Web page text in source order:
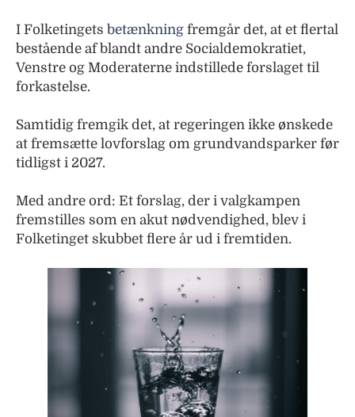
I Folketingets betænkning fremgår det, at et flertal
bestående af blandt andre Socialdemokratiet,
Venstre og Moderaterne indstillede forslaget til
forkastelse.
Samtidig fremgik det, at regeringen ikke ønskede
at fremsætte lovforslag om grundvandsparker før
tidligst i 2027.
Med andre ord: Et forslag, der i valgkampen
fremstilles som en akut nødvendighed, blev i
Folketinget skubbet flere år ud i fremtiden.